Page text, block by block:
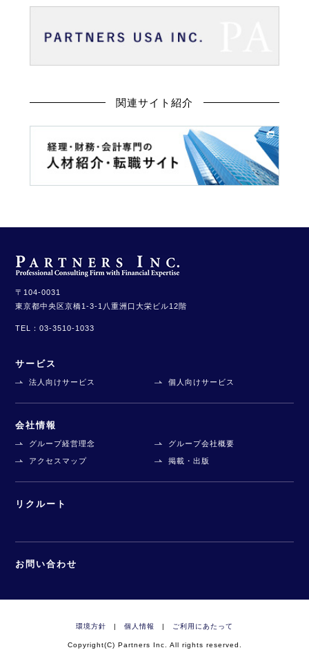
関連サイト紹介
〒104-0031
東京都中央区京橋1-3-1 八重洲口大栄ビル12階
TEL：03-3510-1033
サービス
法人向けサービス 個人向けサービス
会社情報
グループ経営理念 グループ会社概要
アクセスマップ 掲載・出版
リクルート
お問い合わせ
環境方針 | 個人情報 | ご利用にあたって
Copyright(C) Partners Inc. All rights reserved.